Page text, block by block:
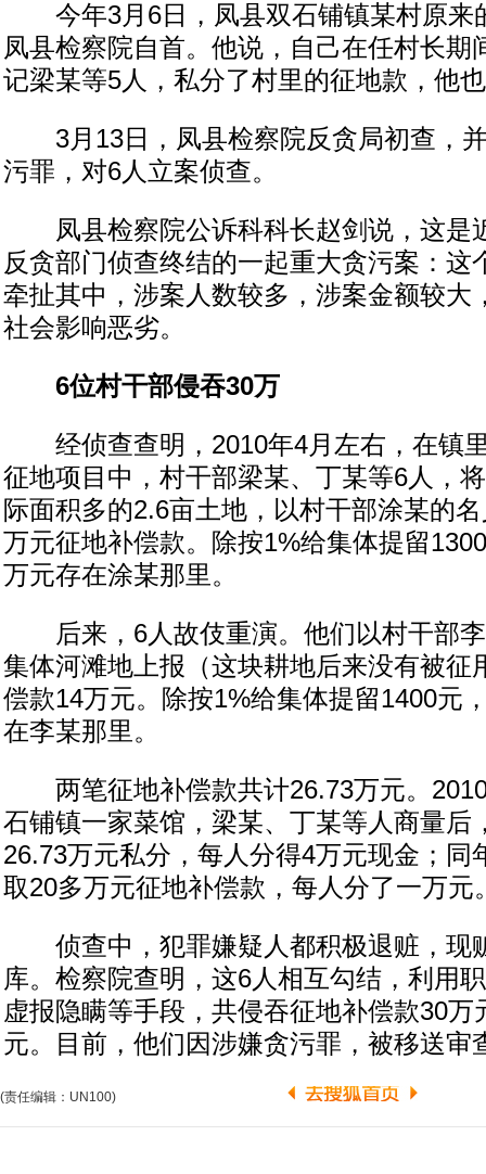
今年3月6日，凤县双石铺镇某村原来
凤县检察院自首。他说，自己在任村长期
记梁某等5人，私分了村里的征地款，他
3月13日，凤县检察院反贪局初查，
污罪，对6人立案侦查。
凤县检察院公诉科科长赵剑说，这是
反贪部门侦查终结的一起重大贪污案：这
牵扯其中，涉案人数较多，涉案金额较大
社会影响恶劣。
6位村干部侵吞30万
经侦查查明，2010年4月左右，在镇
征地项目中，村干部梁某、丁某等6人，
际面积多的2.6亩土地，以村干部涂某的
万元征地补偿款。除按1%给集体提留
万元存在涂某那里。
后来，6人故伎重演。他们以村干部李
集体河滩地上报（这块耕地后来没有被征
偿款14万元。除按1%给集体提留1400元
在李某那里。
两笔征地补偿款共计26.73万元。
石铺镇一家菜馆，梁某、丁某等人商量后
26.73万元私分，每人分得4万元现金；同
取20多万元征地补偿款，每人分了一万元
侦查中，犯罪嫌疑人都积极退赃，现
库。检察院查明，这6人相互勾结，利用
虚报隐瞒等手段，共侵吞征地补偿款30万
元。目前，他们因涉嫌贪污罪，被移送审
(责任编辑：UN100)